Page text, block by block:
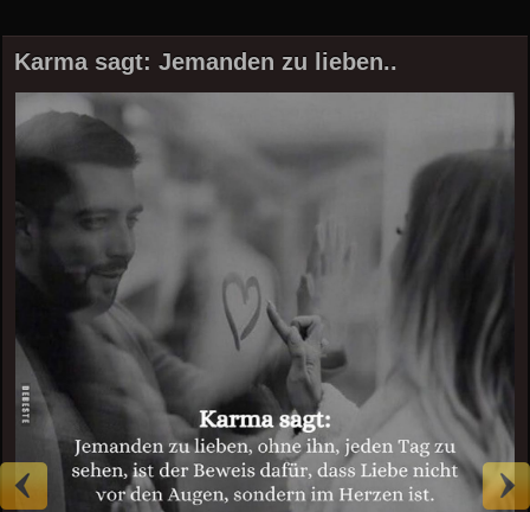
Karma sagt: Jemanden zu lieben..